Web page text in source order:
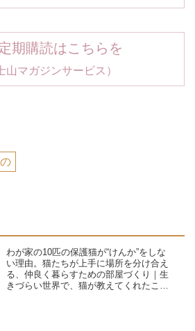
期購読はこちらを
マガジンサービス）
わが家の10匹の保護猫が“けんか”をしな
い理由。猫たちが上手に場所を分け合え
る、仲良く暮らすための部屋づくり｜生
きづらい世界で、猫が教えてくれたこと